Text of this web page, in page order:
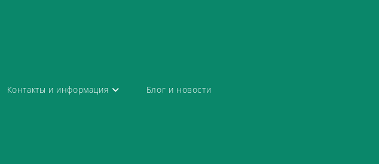
Контакты и информация Блог и новости